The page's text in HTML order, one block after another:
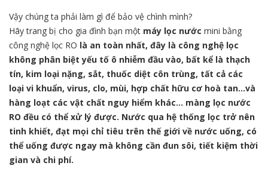
Vậy chúng ta phải làm gì để bảo vệ chình mình?
Hãy trang bị cho gia đình bạn một máy lọc nước mini bằng
công nghệ lọc RO là an toàn nhất, đây là công nghệ lọc
không phân biệt yếu tố ô nhiễm đầu vào, bất kể là thạch
tín, kim loại nặng, sắt, thuốc diệt côn trùng, tất cả các
loại vi khuẩn, virus, clo, mùi, hợp chất hữu cơ hoà tan…và
hàng loạt các vật chất nguy hiểm khác… màng lọc nước
RO đều có thể xử lý được. Nước qua hệ thống lọc trở nên
tinh khiết, đạt mọi chỉ tiêu trên thế giới về nước uống, có
thể uống được ngay mà không cần đun sôi, tiết kiệm thời
gian và chi phí.